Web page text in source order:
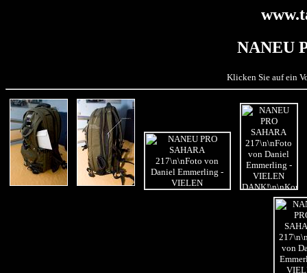
NANEU
Klicken Sie auf ein